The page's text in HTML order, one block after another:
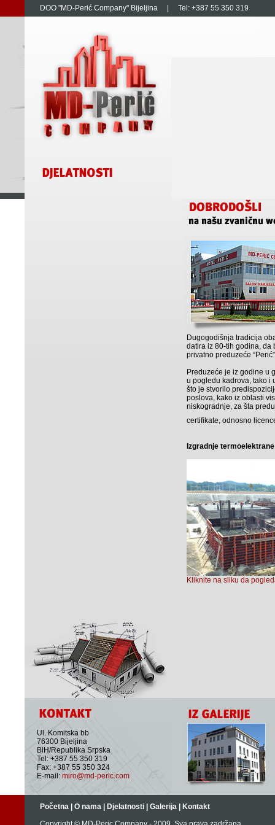
DOO "MD-Perić Company" Bijeljina | Tel: +387 55 350 319
Dugogodišnja tradicija
datira iz 80-tih godina, da
privatno preduzeće
Preduzeće je iz godine u
u pogledu kadrova, tako i
što je stvorilo
poslova, kako iz oblasti
niskogradnje, za šta
certifikate, odnosno
Izgradnje
Kliknite na sliku da
Ul. Komitska bb
76300 Bijeljina
BiH/Republika Srpska
Tel: +387 55 350 319
Fax: +387 55 350 324
E-mail: miro@md-peric.com
Početna | O nama | Djelatnosti | Galerija | Kontakt